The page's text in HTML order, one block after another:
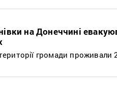
на Донеччині
громади проживали